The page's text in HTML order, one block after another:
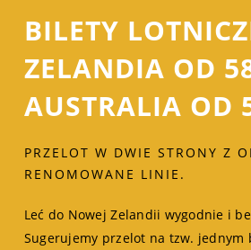
BILETY
ZELANDIA OD
AUSTRALIA OD
PRZELOT W DWIE STRONY Z
RENOMOWANE LINIE.
Leć do Nowej Zelandii wygodnie i
Sugerujemy przelot na tzw. jednym